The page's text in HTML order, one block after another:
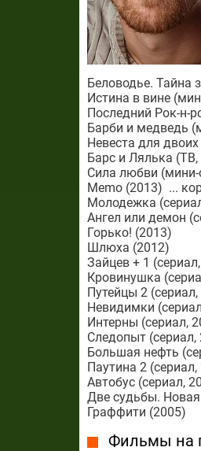
Беловодье. Тайна
Истина в вине
Последний Рок-н-
Барби и медведь
Невеста для
Барс и Лялька (ТВ,
Сила любви (мини-
Memo (2013) ...
Молодежка
Ангел или демон
Горько! (2013)
Шлюха (2012)
Зайцев + 1
Кровинушка
Путейцы 2
Невидимки
Интерны (сериал,
Следопыт (сериал,
Большая нефть
Паутина 2 (сериал,
Автобус (сериал,
Две судьбы.
Граффити (2005)
Фильмы на